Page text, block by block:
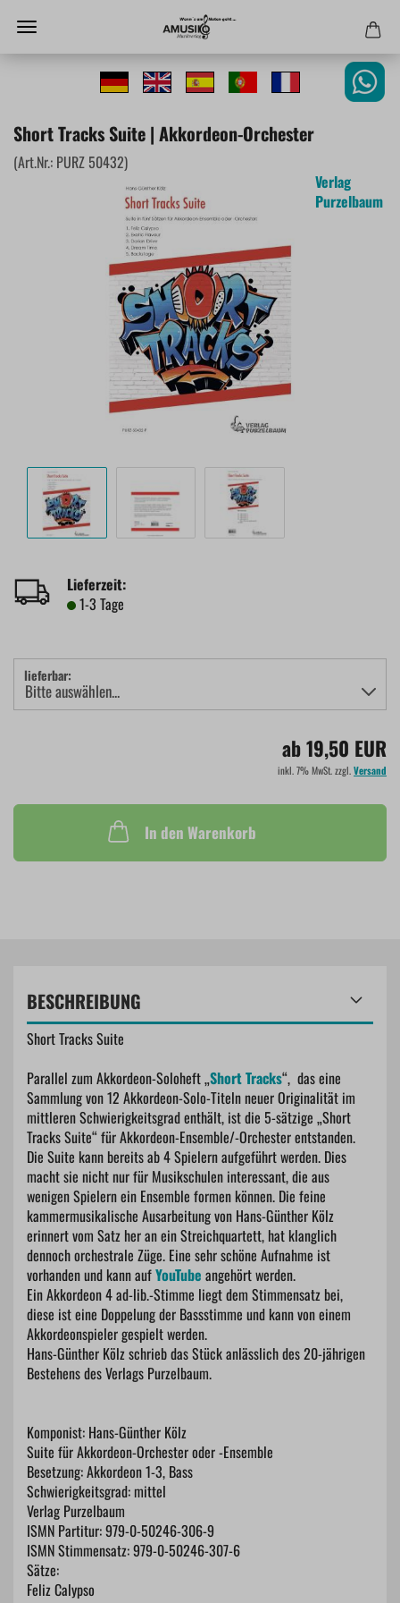
Short Tracks Suite | Akkordeon-Orchester
(Art.Nr.: PURZ 50432)
Verlag
Purzelbaum
Lieferzeit:
1-3 Tage
lieferbar:
ab 19,50 EUR
inkl. 7% MwSt. zzgl.Versand
In den Warenkorb
BESCHREIBUNG
Short Tracks Suite
Parallel zum Akkordeon-Soloheft „Short Tracks“, das eine
Sammlung von 12 Akkordeon-Solo-Titeln neuer Originalität im
mittleren Schwierigkeitsgrad enthält, ist die 5-sätzige „Short
Tracks Suite“ für Akkordeon-Ensemble/-Orchester entstanden.
Die Suite kann bereits ab 4 Spielern aufgeführt werden. Dies
macht sie nicht nur für Musikschulen interessant, die aus
wenigen Spielern ein Ensemble formen können. Die feine
kammermusikalische Ausarbeitung von Hans-Günther Kölz
erinnert vom Satz her an ein Streichquartett, hat klanglich
dennoch orchestrale Züge. Eine sehr schöne Aufnahme ist
vorhanden und kann aufYouTube angehört werden.
Ein Akkordeon 4 ad-lib.-Stimme liegt dem Stimmensatz bei,
diese ist eine Doppelung der Bassstimme und kann von einem
Akkordeonspieler gespielt werden.
Hans-Günther Kölz schrieb das Stück anlässlich des 20-jährigen
Bestehens des Verlags Purzelbaum.
Komponist: Hans-Günther Kölz
Suite für Akkordeon-Orchester oder -Ensemble
Besetzung: Akkordeon 1-3, Bass
Schwierigkeitsgrad: mittel
Verlag Purzelbaum
ISMN Partitur: 979-0-50246-306-9
ISMN Stimmensatz: 979-0-50246-307-6
Sätze:
Feliz Calypso